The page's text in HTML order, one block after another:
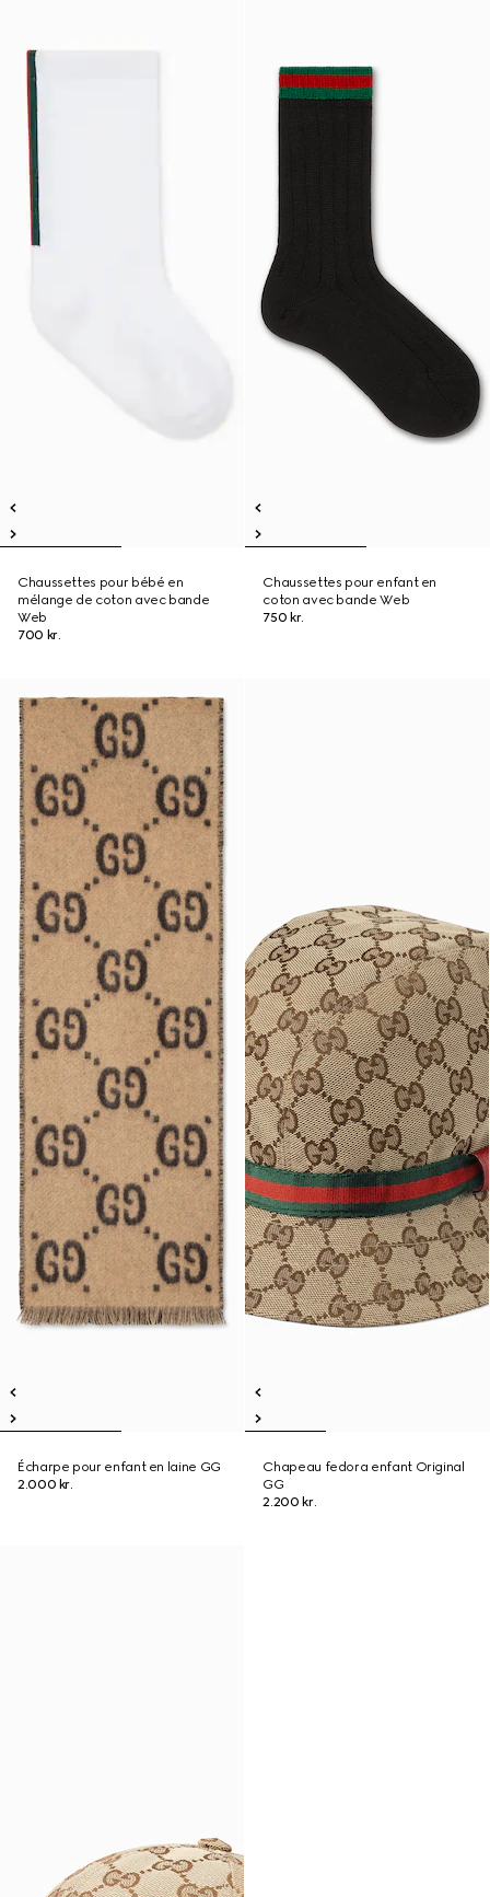
Chaussettes pour bébé en
mélange de coton avec bande
Web
700 kr.
Chaussettes pour enfant en
coton avec bande Web
750 kr.
Écharpe pour enfant en laine GG
2.000 kr.
Chapeau fedora enfant Original
GG
2.200 kr.